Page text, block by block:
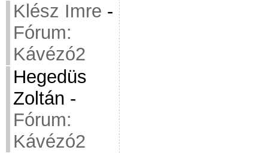
Klész Imre -
Fórum:
Kávézó2
Hegedüs
Zoltán -
Fórum:
Kávézó2